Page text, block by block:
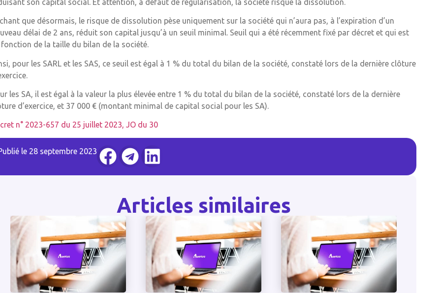
son capital social. Et attention, à défaut de régularisation, la société risque la dissolution.
que désormais, le risque de dissolution pèse uniquement sur la société qui n’aura pas, à l’expiration d’un
délai de 2 ans, réduit son capital jusqu’à un seuil minimal. Seuil qui a été récemment fixé par décret et qui est
fonction de la taille du bilan de la société.
pour les SARL et les SAS, ce seuil est égal à 1 % du total du bilan de la société, constaté lors de la dernière clôture
les SA, il est égal à la valeur la plus élevée entre 1 % du total du bilan de la société, constaté lors de la dernière
d’exercice, et 37 000 € (montant minimal de capital social pour les SA).
n° 2023-657 du 25 juillet 2023, JO du 30
le 28 septembre 2023
Articles similaires